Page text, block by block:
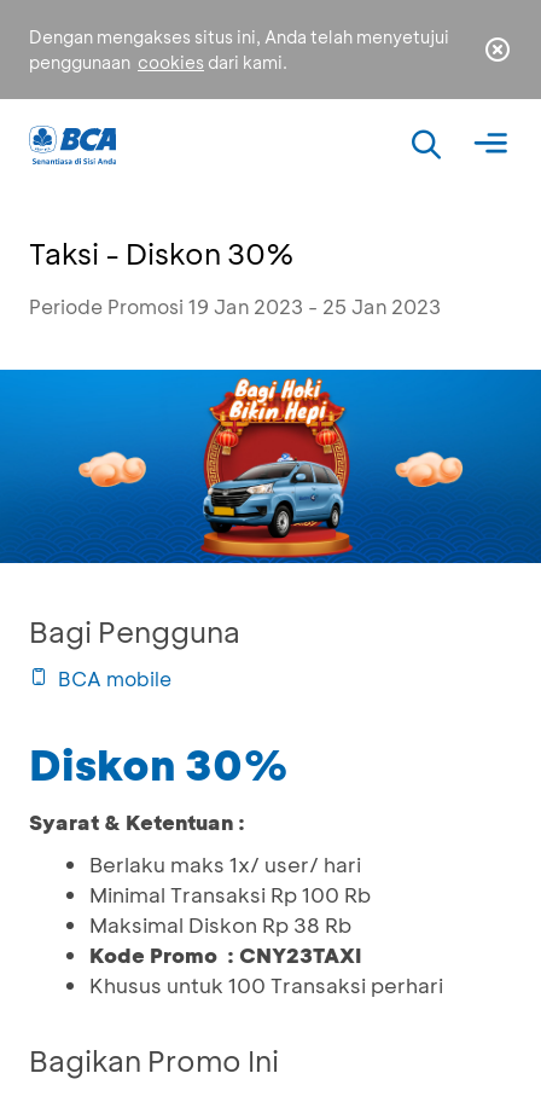
Dengan mengakses situs ini, Anda telah menyetujui
penggunaan cookies dari kami.
Taksi - Diskon 30%
Periode Promosi 19 Jan 2023 - 25 Jan 2023
Bagi Pengguna
BCA mobile
Diskon 30%
Syarat & Ketentuan :
Berlaku maks 1x/ user/ hari
Minimal Transaksi Rp 100 Rb
Maksimal Diskon Rp 38 Rb
Kode Promo : CNY23TAXI
Khusus untuk 100 Transaksi perhari
Bagikan Promo Ini